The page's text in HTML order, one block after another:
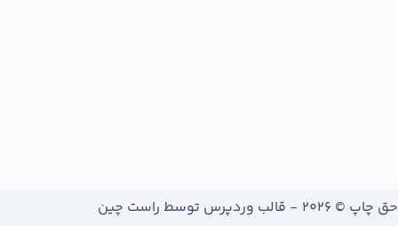
حق چاپ © 2026 - قالب وردپرس توسط راست چین